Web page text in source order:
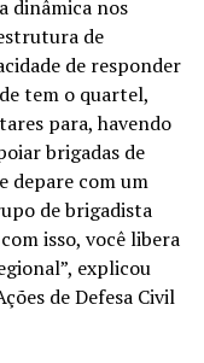
dinâmica nos
de
de responder
tem o quartel,
para, havendo
brigadas de
depare com um
de brigadista
isso, você libera
explicou
de Defesa Civil